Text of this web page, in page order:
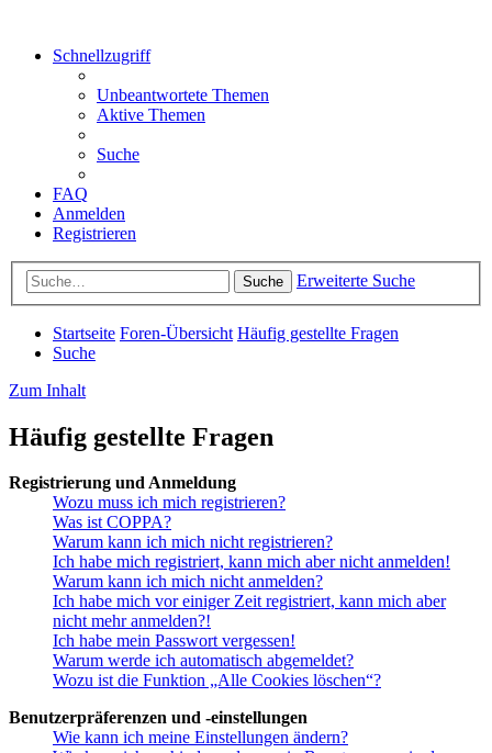
Schnellzugriff
Unbeantwortete Themen
Aktive Themen
Suche
FAQ
Anmelden
Registrieren
Suche Erweiterte Suche
Startseite Foren-Übersicht Häufig gestellte Fragen
Suche
Zum Inhalt
Häufig gestellte Fragen
Registrierung und Anmeldung
Wozu muss ich mich registrieren?
Was ist COPPA?
Warum kann ich mich nicht registrieren?
Ich habe mich registriert, kann mich aber nicht anmelden!
Warum kann ich mich nicht anmelden?
Ich habe mich vor einiger Zeit registriert, kann mich aber
nicht mehr anmelden?!
Ich habe mein Passwort vergessen!
Warum werde ich automatisch abgemeldet?
Wozu ist die Funktion „Alle Cookies löschen“?
Benutzerpräferenzen und -einstellungen
Wie kann ich meine Einstellungen ändern?